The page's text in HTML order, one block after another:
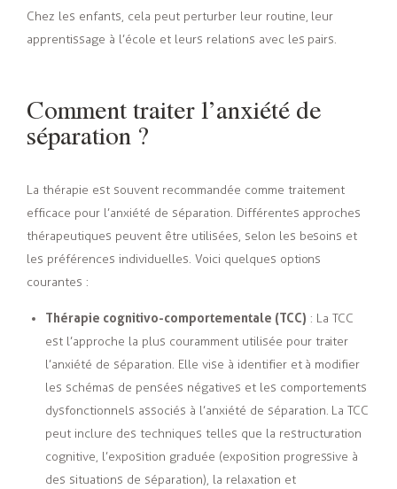
Chez les enfants, cela peut perturber leur routine, leur
apprentissage à l’école et leurs relations avec les pairs.
Comment traiter l’anxiété de
séparation ?
La thérapie est souvent recommandée comme traitement
efficace pour l’anxiété de séparation. Différentes approches
thérapeutiques peuvent être utilisées, selon les besoins et
les préférences individuelles. Voici quelques options
courantes :
Thérapie cognitivo-comportementale (TCC) : La TCC
est l’approche la plus couramment utilisée pour traiter
l’anxiété de séparation. Elle vise à identifier et à modifier
les schémas de pensées négatives et les comportements
dysfonctionnels associés à l’anxiété de séparation. La TCC
peut inclure des techniques telles que la restructuration
cognitive, l’exposition graduée (exposition progressive à
des situations de séparation), la relaxation et